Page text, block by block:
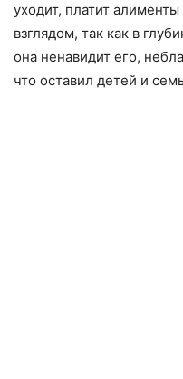
уходит, платит
взглядом, так как в
она ненавидит его,
что оставил детей и